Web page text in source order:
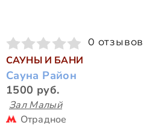
0 отзывов
САУНЫ И БАНИ
Сауна Район
1500 руб.
Зал Малый
Отрадное